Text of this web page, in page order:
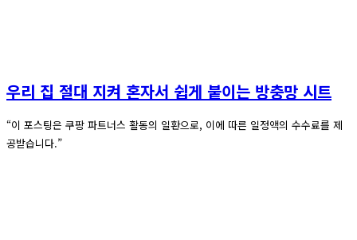
우리 집 절대 지켜 혼자서 쉽게 붙이는 방충망 시트
“이 포스팅은 쿠팡 파트너스 활동의 일환으로, 이에 따른 일정액의 수수료를 제
공받습니다.”